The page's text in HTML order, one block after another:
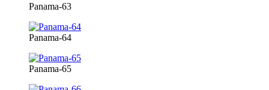
Panama-63
Panama-64
Panama-65